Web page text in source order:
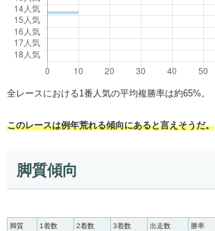
全レースにおける1番人気の平均複勝率は約65%。
このレースは例年荒れる傾向にあると言えそうだ。
脚質傾向
脚質 1着数 2着数 3着数 出走数 勝率